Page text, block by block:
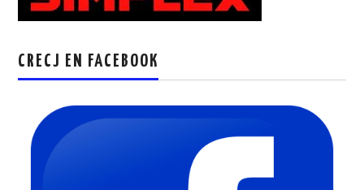
CRECJ EN FACEBOOK